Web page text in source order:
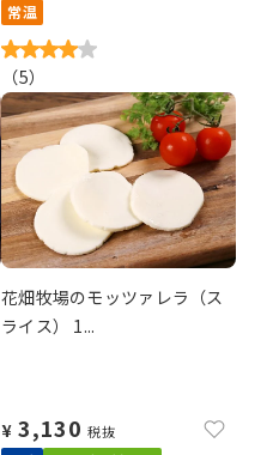
常温
（5）
花畑牧場のモッツァレラ（ス
ライス） 1...
¥ 3,130 税抜